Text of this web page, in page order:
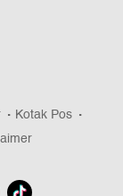
Kotak Pos